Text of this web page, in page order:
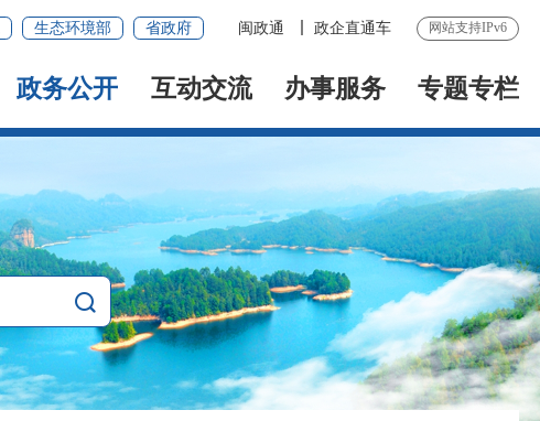
生态环境部 省政府 闽政通 政企直通车 网站支持IPv6
政务公开 互动交流 办事服务 专题专栏